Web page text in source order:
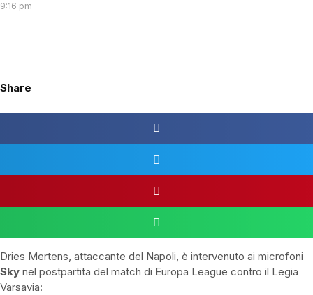
9:16 pm
Share
Dries Mertens, attaccante del Napoli, è intervenuto ai microfoni
Sky nel postpartita del match di Europa League contro il Legia
Varsavia: